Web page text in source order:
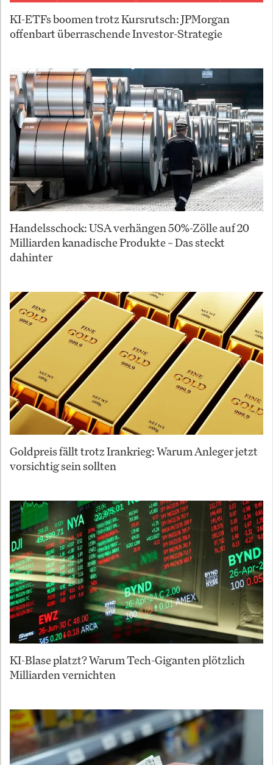
KI-ETFs boomen trotz Kursrutsch: JPMorgan
offenbart überraschende Investor-Strategie
Handelsschock: USA verhängen 50%-Zölle auf 20
Milliarden kanadische Produkte – Das steckt
dahinter
Goldpreis fällt trotz Irankrieg: Warum Anleger jetzt
vorsichtig sein sollten
KI-Blase platzt? Warum Tech-Giganten plötzlich
Milliarden vernichten